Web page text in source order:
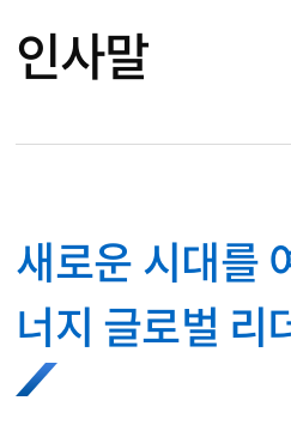
인사말
새로운 시대를
너지 글로벌 리